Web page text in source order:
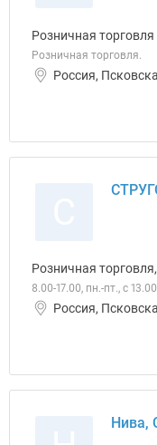
Розничная торговля
Розничная торговля.
Россия,
Розничная
8.00-17.00, пн.-пт., с
Россия,
Нива,